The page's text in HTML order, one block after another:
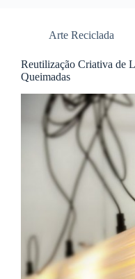
Arte Reciclada
Reutilização Criativa de
Queimadas